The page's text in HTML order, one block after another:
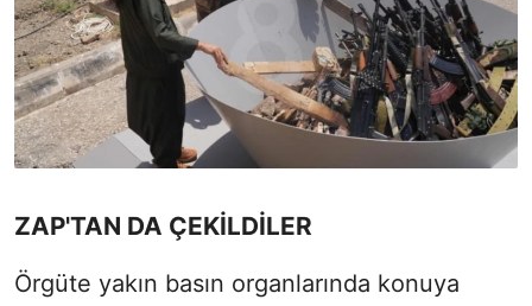
ZAP'TAN DA ÇEKİLDİLER
Örgüte yakın basın organlarında konuya